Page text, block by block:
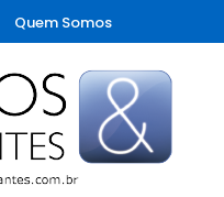
Quem Somos